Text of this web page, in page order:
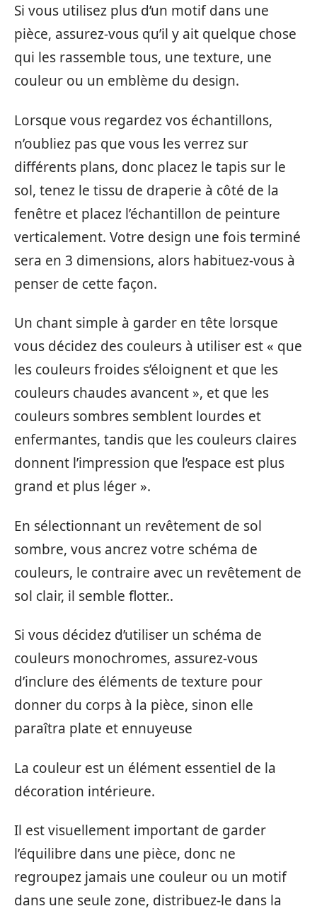
Si vous utilisez plus d’un motif dans une
pièce, assurez-vous qu’il y ait quelque chose
qui les rassemble tous, une texture, une
couleur ou un emblème du design.
Lorsque vous regardez vos échantillons,
n’oubliez pas que vous les verrez sur
différents plans, donc placez le tapis sur le
sol, tenez le tissu de draperie à côté de la
fenêtre et placez l’échantillon de peinture
verticalement. Votre design une fois terminé
sera en 3 dimensions, alors habituez-vous à
penser de cette façon.
Un chant simple à garder en tête lorsque
vous décidez des couleurs à utiliser est « que
les couleurs froides s’éloignent et que les
couleurs chaudes avancent », et que les
couleurs sombres semblent lourdes et
enfermantes, tandis que les couleurs claires
donnent l’impression que l’espace est plus
grand et plus léger ».
En sélectionnant un revêtement de sol
sombre, vous ancrez votre schéma de
couleurs, le contraire avec un revêtement de
sol clair, il semble flotter..
Si vous décidez d’utiliser un schéma de
couleurs monochromes, assurez-vous
d’inclure des éléments de texture pour
donner du corps à la pièce, sinon elle
paraîtra plate et ennuyeuse
La couleur est un élément essentiel de la
décoration intérieure.
Il est visuellement important de garder
l’équilibre dans une pièce, donc ne
regroupez jamais une couleur ou un motif
dans une seule zone, distribuez-le dans la